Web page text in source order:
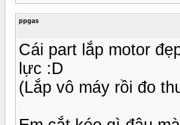
ppgas
Cái part lắp motor
lực :D
(Lắp vô máy rồi đo